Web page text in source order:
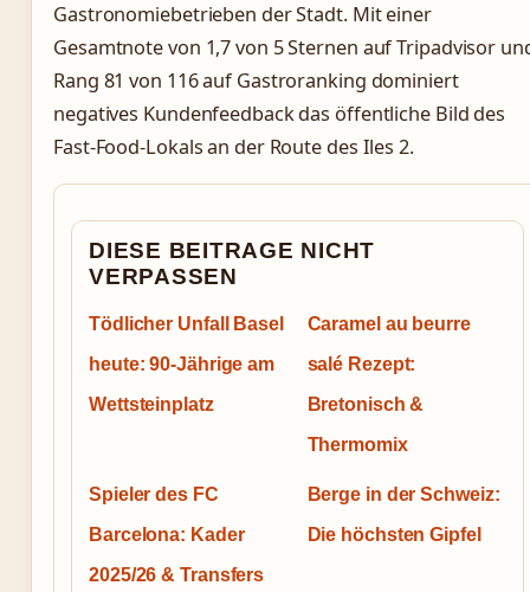
Gastronomiebetrieben der Stadt. Mit einer
Gesamtnote von 1,7 von 5 Sternen auf Tripadvisor
Rang 81 von 116 auf Gastroranking dominiert
negatives Kundenfeedback das öffentliche Bild des
Fast-Food-Lokals an der Route des Iles 2.
DIESE BEITRAGE NICHT
VERPASSEN
Tödlicher Unfall Basel
heute: 90-Jährige am
Wettsteinplatz
Caramel au beurre
salé Rezept:
Bretonisch &
Thermomix
Spieler des FC
Barcelona: Kader
2025/26 & Transfers
Berge in der Schweiz:
Die höchsten Gipfel